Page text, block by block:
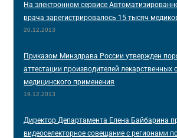
На электронном сервисе
врача зарегистрировалось 15 тысяч
20.12.2013
Приказом Минздрава России утвержден
аттестации производителей лекарственных
медицинского применения
19.12.2013
Директор Департамента Елена Байбарина
видеоселекторное совещание с регионами